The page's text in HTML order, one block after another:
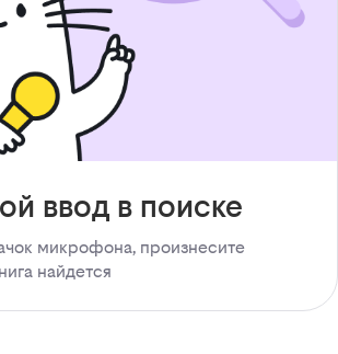
ввод в поиске
микрофона, произнесите
найдется